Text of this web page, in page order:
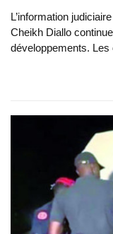
L’information
Cheikh Diallo
développements. Les